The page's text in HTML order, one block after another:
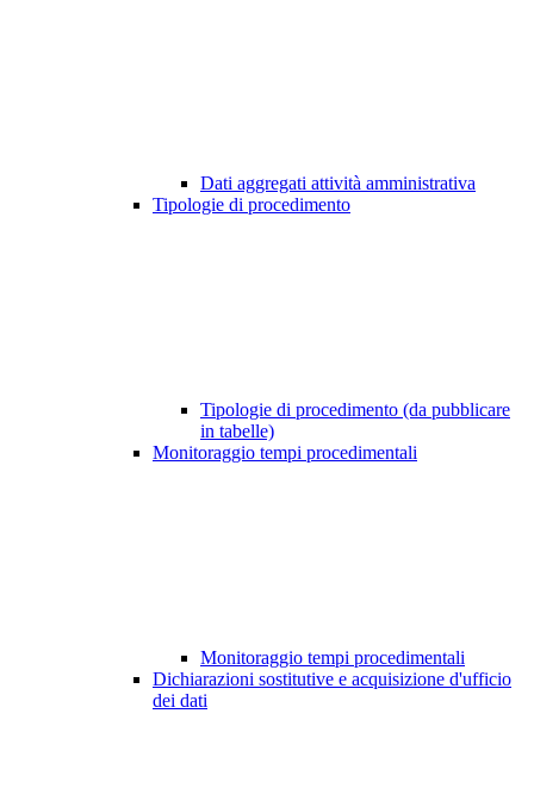
Dati aggregati attività amministrativa
Tipologie di procedimento
Tipologie di procedimento (da pubblicare
in tabelle)
Monitoraggio tempi procedimentali
Monitoraggio tempi procedimentali
Dichiarazioni sostitutive e acquisizione d'ufficio
dei dati